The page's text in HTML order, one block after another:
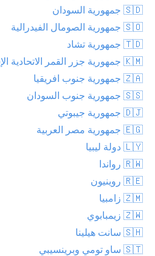
🇸🇩 جمهورية السودان
🇸🇴 جمهورية الصومال الفيدرالية
🇹🇩 جمهورية تشاد
🇰🇲 جمهورية جزر القمر الاتحادية الإسلامية
🇿🇦 جمهورية جنوب افريقيا
🇸🇸 جمهورية جنوب السودان
🇩🇯 جمهورية جيبوتي
🇪🇬 جمهورية مصر العربية
🇱🇾 دولة ليبيا
🇷🇼 رواندا
🇷🇪 روينيون
🇿🇲 زامبيا
🇿🇼 زيمبابوي
🇸🇭 سانت هيلينا
🇸🇹 ساو تومي وبرينسيبي